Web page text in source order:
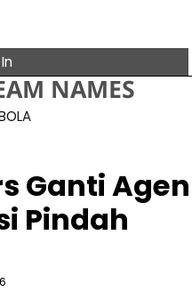
NAMES
Ganti Agen
Pindah